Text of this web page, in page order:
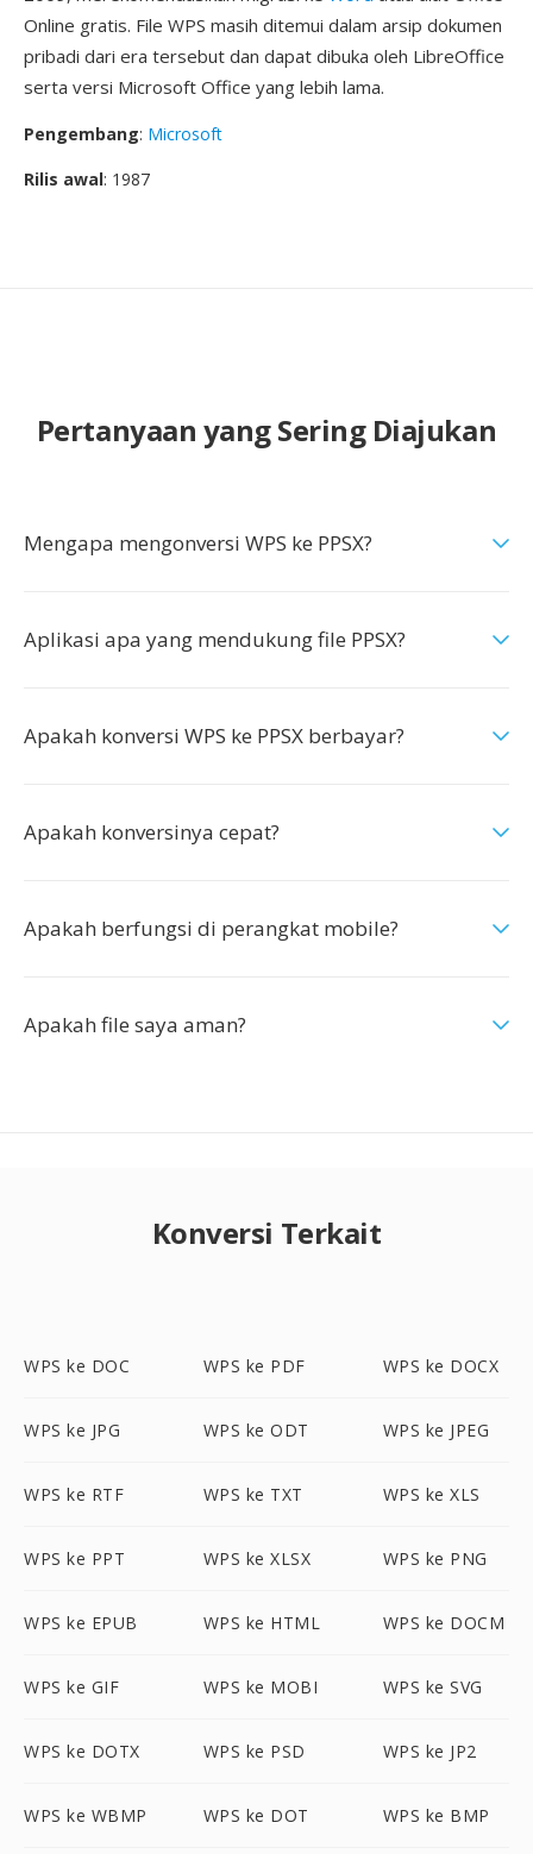
Online gratis. File WPS masih ditemui dalam arsip dokumen
pribadi dari era tersebut dan dapat dibuka oleh LibreOffice
serta versi Microsoft Office yang lebih lama.
Pengembang: Microsoft
Rilis awal: 1987
Pertanyaan yang Sering Diajukan
Mengapa mengonversi WPS ke PPSX?
Aplikasi apa yang mendukung file PPSX?
Apakah konversi WPS ke PPSX berbayar?
Apakah konversinya cepat?
Apakah berfungsi di perangkat mobile?
Apakah file saya aman?
Konversi Terkait
WPS ke DOC WPS ke PDF WPS ke DOCX
WPS ke JPG WPS ke ODT WPS ke JPEG
WPS ke RTF WPS ke TXT WPS ke XLS
WPS ke PPT WPS ke XLSX WPS ke PNG
WPS ke EPUB WPS ke HTML WPS ke DOCM
WPS ke GIF WPS ke MOBI WPS ke SVG
WPS ke DOTX WPS ke PSD WPS ke JP2
WPS ke WBMP WPS ke DOT WPS ke BMP